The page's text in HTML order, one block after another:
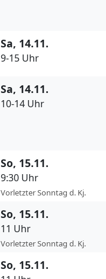
Sa, 14.11.
9-15 Uhr
Sa, 14.11.
10-14 Uhr
So, 15.11.
9:30 Uhr
Vorletzter Sonntag d. Kj.
So, 15.11.
11 Uhr
Vorletzter Sonntag d. Kj.
So, 15.11.